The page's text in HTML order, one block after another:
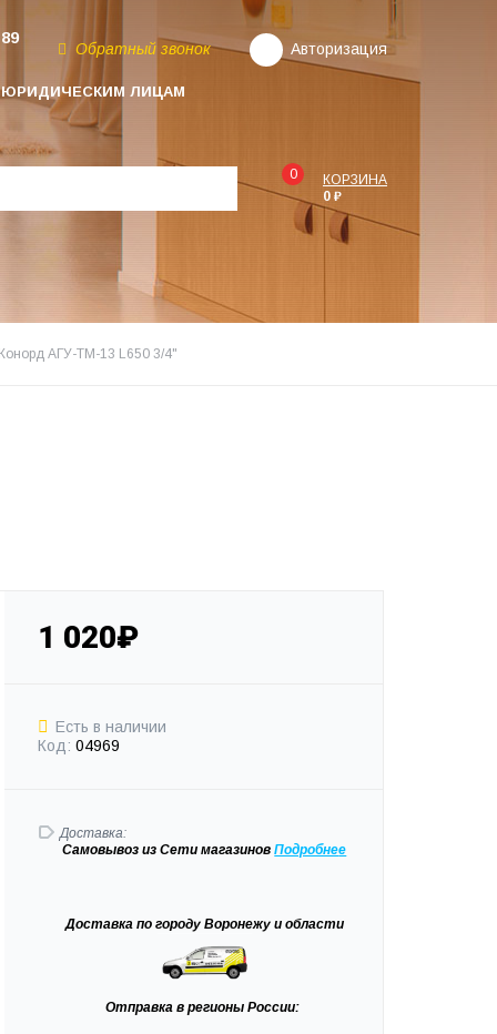
ЮРИДИЧЕСКИМ ЛИЦАМ
Обратный звонок Авторизация
0
КОРЗИНА
0 ₽
АГУ-ТМ-13 L650 3/4"
1 020₽
Есть в наличии
Код: 04969
Доставка:
Самовывозиз Сети магазиновПодробнее
Доставкапо городу Воронежу и области
Отправка в регионы России: